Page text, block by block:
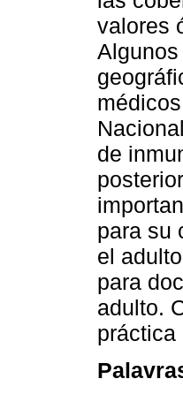
valores
de
para su
el
para
adulto.
práctica